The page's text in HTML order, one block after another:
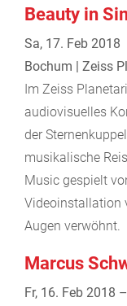
Beauty in
Sa, 17. Feb 2018
Bochum | Zeiss
Im Zeiss
audiovisuelles
der
musikalische
Music gespielt
Videoinstallation
Augen verwöhnt.
Marcus
Fr, 16. Feb 2018